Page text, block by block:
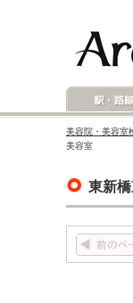
美容院・美容室
美容室
東新